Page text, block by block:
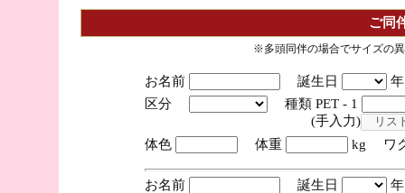
ご同
※多頭同伴の場合でサイズの
お名前 誕生日
区分
種類 PET - 1
(手入力)
体色
体重 kg ワ
お名前 誕生日